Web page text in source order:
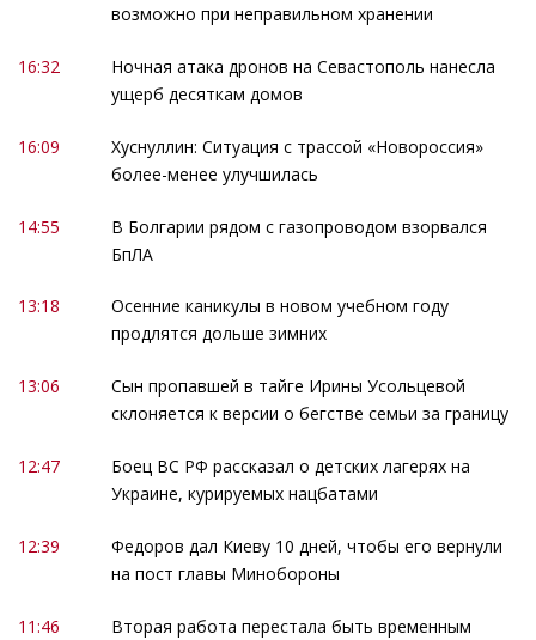
возможно при неправильном хранении
16:32
Ночная атака дронов на Севастополь нанесла
ущерб десяткам домов
16:09
Хуснуллин: Ситуация с трассой «Новороссия»
более-менее улучшилась
14:55
В Болгарии рядом с газопроводом взорвался
БпЛА
13:18
Осенние каникулы в новом учебном году
продлятся дольше зимних
13:06
Сын пропавшей в тайге Ирины Усольцевой
склоняется к версии о бегстве семьи за границу
12:47
Боец ВС РФ рассказал о детских лагерях на
Украине, курируемых нацбатами
12:39
Федоров дал Киеву 10 дней, чтобы его вернули
на пост главы Минобороны
11:46
Вторая работа перестала быть временным